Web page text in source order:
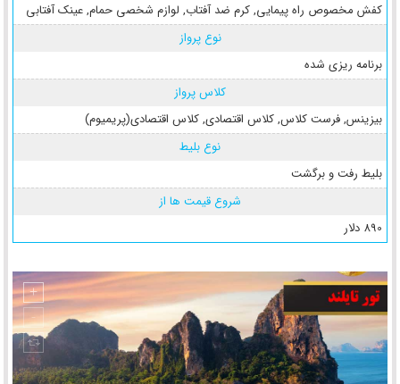
کفش مخصوص راه پیمایی, کرم ضد آفتاب, لوازم شخصی حمام, عینک آفتابی
نوع پرواز
برنامه ریزی شده
کلاس پرواز
بیزینس, فرست کلاس, کلاس اقتصادی, کلاس اقتصادی(پریمیوم)
نوع بلیط
بلیط رفت و برگشت
شروع قیمت ها از
890 دلار